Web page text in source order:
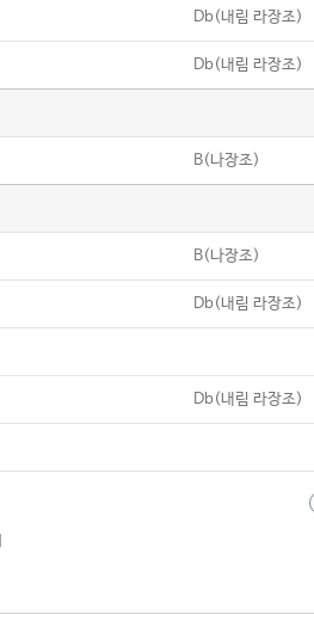
Db(내림 라장조)
Db(내림 라장조)
B(나장조)
B(나장조)
Db(내림 라장조)
Db(내림 라장조)